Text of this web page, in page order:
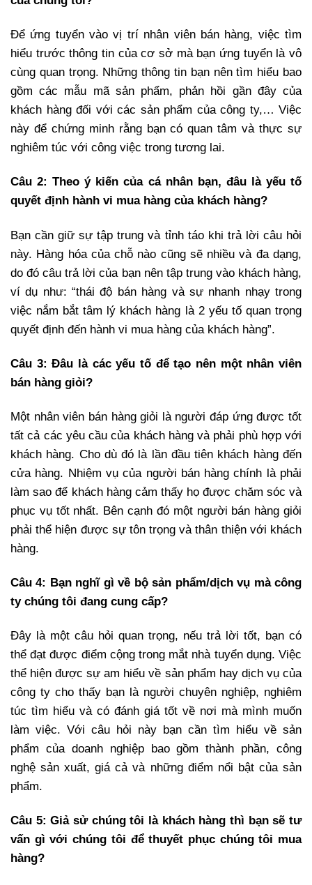
Để ứng tuyển vào vị trí nhân viên bán hàng, việc tìm
hiểu trước thông tin của cơ sở mà bạn ứng tuyển là vô
cùng quan trọng. Những thông tin bạn nên tìm hiểu bao
gồm các mẫu mã sản phẩm, phản hồi gần đây của
khách hàng đối với các sản phẩm của công ty,… Việc
này để chứng minh rằng bạn có quan tâm và thực sự
nghiêm túc với công việc trong tương lai.
Câu 2: Theo ý kiến của cá nhân bạn, đâu là yếu tố
quyết định hành vi mua hàng của khách hàng?
Bạn cần giữ sự tập trung và tỉnh táo khi trả lời câu hỏi
này. Hàng hóa của chỗ nào cũng sẽ nhiều và đa dạng,
do đó câu trả lời của bạn nên tập trung vào khách hàng,
ví dụ như: “thái độ bán hàng và sự nhanh nhạy trong
việc nắm bắt tâm lý khách hàng là 2 yếu tố quan trọng
quyết định đến hành vi mua hàng của khách hàng”.
Câu 3: Đâu là các yếu tố để tạo nên một nhân viên
bán hàng giỏi?
Một nhân viên bán hàng giỏi là người đáp ứng được tốt
tất cả các yêu cầu của khách hàng và phải phù hợp với
khách hàng. Cho dù đó là lần đầu tiên khách hàng đến
cửa hàng. Nhiệm vụ của người bán hàng chính là phải
làm sao để khách hàng cảm thấy họ được chăm sóc và
phục vụ tốt nhất. Bên cạnh đó một người bán hàng giỏi
phải thể hiện được sự tôn trọng và thân thiện với khách
hàng.
Câu 4: Bạn nghĩ gì về bộ sản phẩm/dịch vụ mà công
ty chúng tôi đang cung cấp?
Đây là một câu hỏi quan trọng, nếu trả lời tốt, bạn có
thể đạt được điểm cộng trong mắt nhà tuyển dụng. Việc
thể hiện được sự am hiểu về sản phẩm hay dịch vụ của
công ty cho thấy bạn là người chuyên nghiệp, nghiêm
túc tìm hiểu và có đánh giá tốt về nơi mà mình muốn
làm việc. Với câu hỏi này bạn cần tìm hiểu về sản
phẩm của doanh nghiệp bao gồm thành phần, công
nghệ sản xuất, giá cả và những điểm nổi bật của sản
phẩm.
Câu 5: Giả sử chúng tôi là khách hàng thì bạn sẽ tư
vấn gì với chúng tôi để thuyết phục chúng tôi mua
hàng?